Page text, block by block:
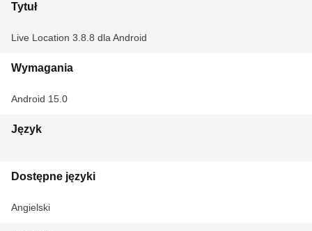
Tytuł
Live Location 3.8.8 dla Android
Wymagania
Android 15.0
Język
Dostępne języki
Angielski